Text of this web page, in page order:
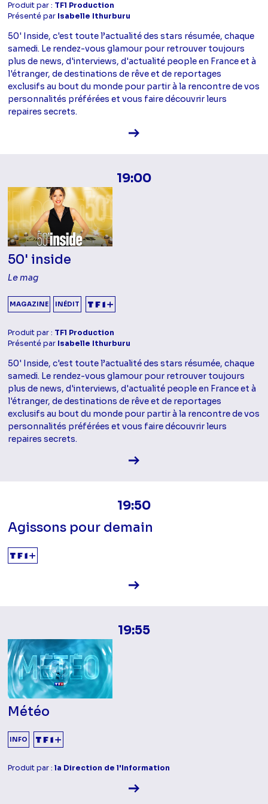
Produit par : TF1 Production
Présenté par Isabelle Ithurburu
50' Inside, c'est toute l’actualité des stars résumée, chaque
samedi. Le rendez-vous glamour pour retrouver toujours
plus de news, d'interviews, d'actualité people en France et à
l'étranger, de destinations de rêve et de reportages
exclusifs au bout du monde pour partir à la rencontre de vos
personnalités préférées et vous faire découvrir leurs
repaires secrets.
Voir la fiche diffusion
19:00
50' inside
Le mag
MAGAZINE INÉDIT
Produit par : TF1 Production
Présenté par Isabelle Ithurburu
50' Inside, c'est toute l’actualité des stars résumée, chaque
samedi. Le rendez-vous glamour pour retrouver toujours
plus de news, d'interviews, d'actualité people en France et à
l'étranger, de destinations de rêve et de reportages
exclusifs au bout du monde pour partir à la rencontre de vos
personnalités préférées et vous faire découvrir leurs
repaires secrets.
Voir la fiche diffusion
19:50
Agissons pour demain
Voir la fiche diffusion
19:55
Météo
INFO
Produit par :la Direction de l'Information
Voir la fiche diffusion